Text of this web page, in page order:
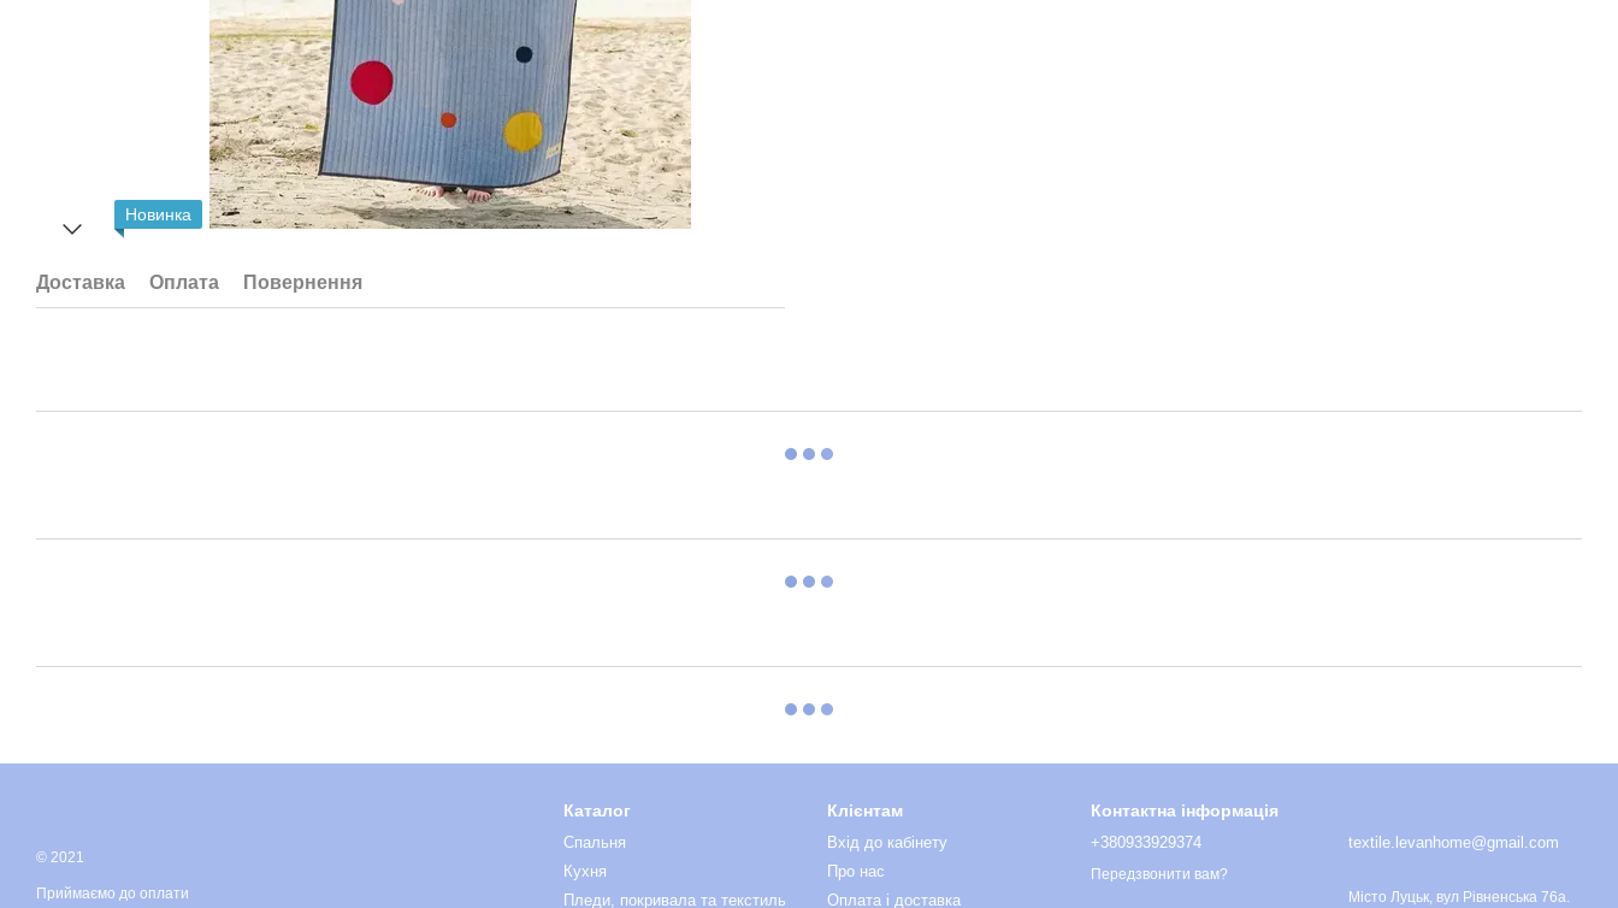
Новинка
Доставка Оплата Повернення
© 2021
Приймаємо до оплати
Каталог
Спальня
Кухня
Пледи, покривала та текстиль
Клієнтам
Вхід до кабінету
Про нас
Оплата і доставка
Контактна інформація
+380933929374
Передзвонити вам?
textile.levanhome@gmail.com
Місто Луцьк, вул Рівненська 76а.